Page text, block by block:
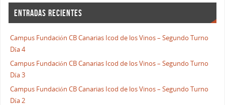
ENTRADAS RECIENTES
Campus Fundación CB Canarias Icod de los Vinos – Segundo Turno
Día 4
Campus Fundación CB Canarias Icod de los Vinos – Segundo Turno
Día 3
Campus Fundación CB Canarias Icod de los Vinos – Segundo Turno
Día 2